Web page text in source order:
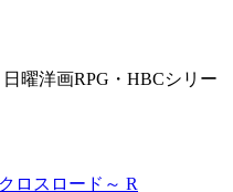
曜洋画RPG・HBCシリー